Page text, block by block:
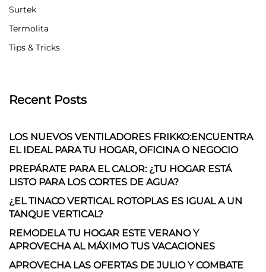
Surtek
Termolita
Tips & Tricks
Recent Posts
LOS NUEVOS VENTILADORES FRIKKO:ENCUENTRA
EL IDEAL PARA TU HOGAR, OFICINA O NEGOCIO
PREPÁRATE PARA EL CALOR: ¿TU HOGAR ESTÁ
LISTO PARA LOS CORTES DE AGUA?
¿EL TINACO VERTICAL ROTOPLAS ES IGUAL A UN
TANQUE VERTICAL?
REMODELA TU HOGAR ESTE VERANO Y
APROVECHA AL MÁXIMO TUS VACACIONES
APROVECHA LAS OFERTAS DE JULIO Y COMBATE